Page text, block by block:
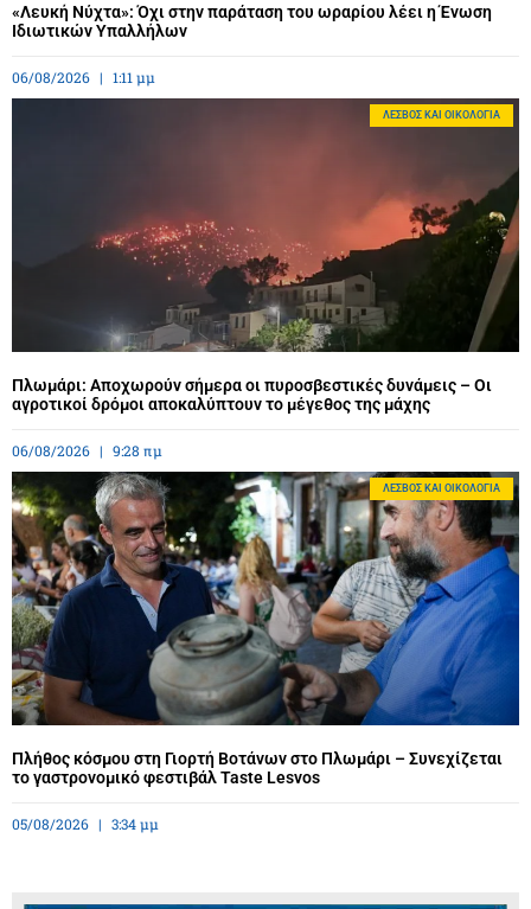
«Λευκή Νύχτα»: Όχι στην παράταση του ωραρίου λέει η Ένωση
Ιδιωτικών Υπαλλήλων
06/08/2026 1:11 μμ
ΛΈΣΒΟΣ ΚΑΙ ΟΙΚΟΛΟΓΊΑ
Πλωμάρι: Αποχωρούν σήμερα οι πυροσβεστικές δυνάμεις – Οι
αγροτικοί δρόμοι αποκαλύπτουν το μέγεθος της μάχης
06/08/2026 9:28 πμ
ΛΈΣΒΟΣ ΚΑΙ ΟΙΚΟΛΟΓΊΑ
Πλήθος κόσμου στη Γιορτή Βοτάνων στο Πλωμάρι – Συνεχίζεται
το γαστρονομικό φεστιβάλ Taste Lesvos
05/08/2026 3:34 μμ